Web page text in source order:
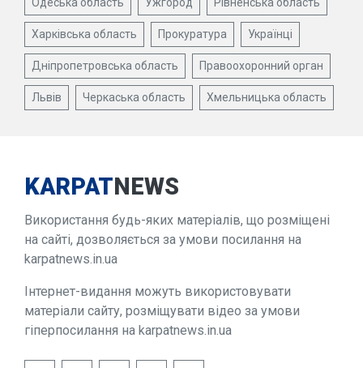
Харківська область Прокуратура Українці
Дніпропетровська область Правоохоронний орган
Львів Черкаська область Хмельницька область
KARPATNEWS
Використання будь-яких матеріалів, що розміщені
на сайті, дозволяється за умови посилання на
karpatnews.in.ua
Інтернет-видання можуть використовувати
матеріали сайту, розміщувати відео за умови
гіперпосилання на karpatnews.in.ua